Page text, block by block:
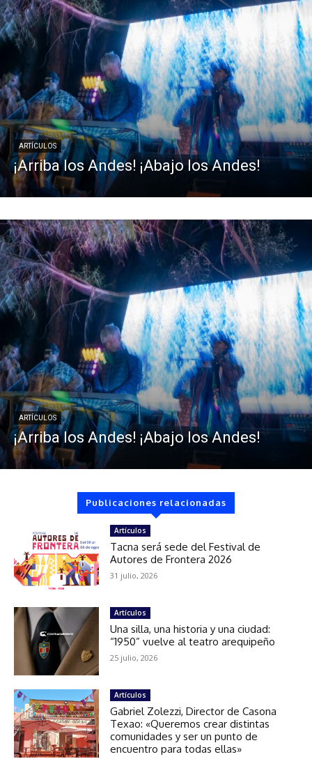
ARTÍCULOS
¡Arriba los Andes! ¡Abajo los Andes!
ARTÍCULOS
¡Arriba los Andes! ¡Abajo los Andes!
Publicaciones relacionadas
Artículos
Tacna será sede del Festival de
Autores de Frontera 2026
31 julio, 2026
Artículos
Una silla, una historia y una ciudad:
“1950” vuelve al teatro arequipeño
25 julio, 2026
Artículos
Gabriel Zolezzi, Director de Casona
Texao: «Queremos crear distintas
comunidades y ser un punto de
encuentro para todas ellas»